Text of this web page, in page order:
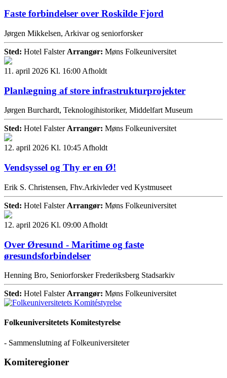
Faste forbindelser over Roskilde Fjord
Jørgen Mikkelsen, Arkivar og seniorforsker
Sted: Hotel Falster Arrangør: Møns Folkeuniversitet
11. april 2026 Kl. 16:00 Afholdt
Planlægning af store infrastrukturprojekter
Jørgen Burchardt, Teknologihistoriker, Middelfart Museum
Sted: Hotel Falster Arrangør: Møns Folkeuniversitet
12. april 2026 Kl. 10:45 Afholdt
Vendsyssel og Thy er en Ø!
Erik S. Christensen, Fhv.Arkivleder ved Kystmuseet
Sted: Hotel Falster Arrangør: Møns Folkeuniversitet
12. april 2026 Kl. 09:00 Afholdt
Over Øresund - Maritime og faste
øresundsforbindelser
Henning Bro, Seniorforsker Frederiksberg Stadsarkiv
Sted: Hotel Falster Arrangør: Møns Folkeuniversitet
Folkeuniversitetets Komitestyrelse
- Sammenslutning af Folkeuniversiteter
Komiteregioner